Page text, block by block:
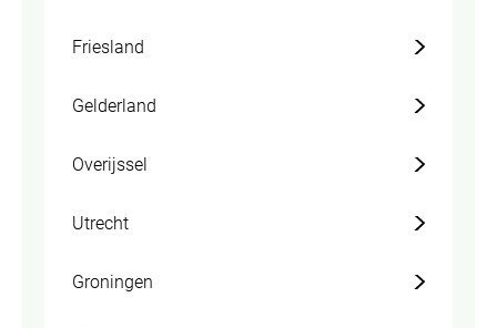
Friesland
Gelderland
Overijssel
Utrecht
Groningen